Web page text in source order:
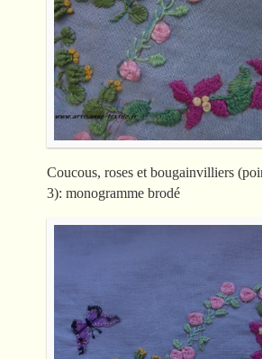
Coucous, roses et bougainvilliers
3): monogramme brodé